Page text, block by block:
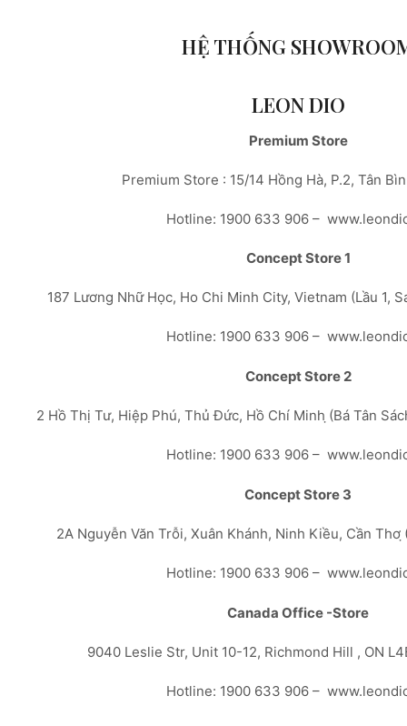
HỆ THỐNG
LEON DIO
Premium Store
Premium Store : 15/14 Hồng Hà, P.2, Tân
Hotline: 1900 633 906 –
Concept Store 1
187 Lương Nhữ Học, Ho Chi Minh City, Vietnam (Lầu 1,
Hotline: 1900 633 906 –
Concept Store 2
2 Hồ Thị Tư, Hiệp Phú, Thủ Đức, Hồ Chí Minh ̣(Bá Tân
Hotline: 1900 633 906 –
Concept Store 3
2A Nguyễn Văn Trỗi, Xuân Khánh, Ninh Kiều, Cần Thơ
Hotline: 1900 633 906 –
Canada Office -Store
9040 Leslie Str, Unit 10-12, Richmond Hill , ON
Hotline: 1900 633 906 –